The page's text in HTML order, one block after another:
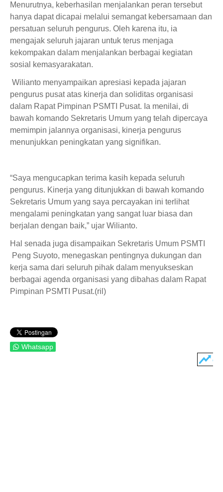
Menurutnya, keberhasilan menjalankan peran tersebut
hanya dapat dicapai melalui semangat kebersamaan dan
persatuan seluruh pengurus. Oleh karena itu, ia
mengajak seluruh jajaran untuk terus menjaga
kekompakan dalam menjalankan berbagai kegiatan
sosial kemasyarakatan.
Wilianto menyampaikan apresiasi kepada jajaran
pengurus pusat atas kinerja dan soliditas organisasi
dalam Rapat Pimpinan PSMTI Pusat. Ia menilai, di
bawah komando Sekretaris Umum yang telah dipercaya
memimpin jalannya organisasi, kinerja pengurus
menunjukkan peningkatan yang signifikan.
“Saya mengucapkan terima kasih kepada seluruh
pengurus. Kinerja yang ditunjukkan di bawah komando
Sekretaris Umum yang saya percayakan ini terlihat
mengalami peningkatan yang sangat luar biasa dan
berjalan dengan baik,” ujar Wilianto.
Hal senada juga disampaikan Sekretaris Umum PSMTI
Peng Suyoto, menegaskan pentingnya dukungan dan
kerja sama dari seluruh pihak dalam menyukseskan
berbagai agenda organisasi yang dibahas dalam Rapat
Pimpinan PSMTI Pusat.(ril)
Whatsapp